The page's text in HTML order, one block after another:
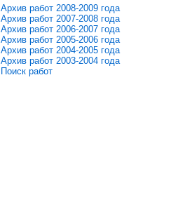
Архив работ 2008-2009 года
Архив работ 2007-2008 года
Архив работ 2006-2007 года
Архив работ 2005-2006 года
Архив работ 2004-2005 года
Архив работ 2003-2004 года
Поиск работ